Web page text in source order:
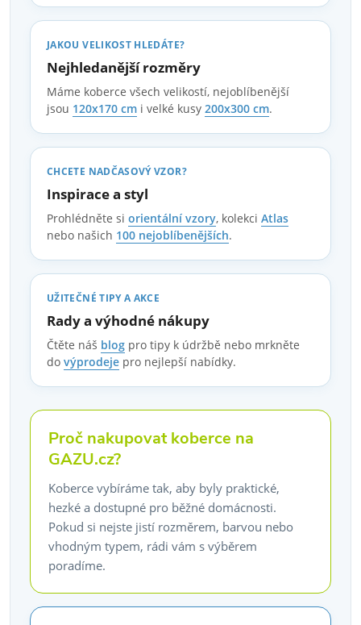
JAKOU VELIKOST HLEDÁTE?
Nejhledanější rozměry
Máme koberce všech velikostí, nejoblíbenější
jsou 120x170 cm i velké kusy 200x300 cm.
CHCETE NADČASOVÝ VZOR?
Inspirace a styl
Prohlédněte si orientální vzory, kolekci Atlas
nebo našich 100 nejoblíbenějších.
UŽITEČNÉ TIPY A AKCE
Rady a výhodné nákupy
Čtěte náš blog pro tipy k údržbě nebo mrkněte
do výprodeje pro nejlepší nabídky.
Proč nakupovat koberce na
GAZU.cz?
Koberce vybíráme tak, aby byly praktické,
hezké a dostupné pro běžné domácnosti.
Pokud si nejste jistí rozměrem, barvou nebo
vhodným typem, rádi vám s výběrem
poradíme.